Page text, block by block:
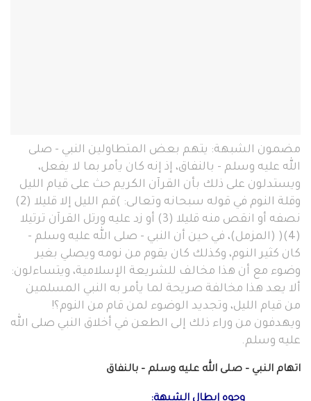
مضمون الشبهة: يتهم بعض المتطاولين النبي - صلى
الله عليه وسلم - بالنفاق، إذ إنه كان يأمر بما لا يفعل،
ويستدلون على ذلك بأن القرآن الكريم حث على قيام الليل
وقلة النوم في قوله سبحانه وتعالى: )قم الليل إلا قليلا (2)
نصفه أو انقص منه قليلا (3) أو زد عليه ورتل القرآن ترتيلا
(4)( (المزمل)، في حين أن النبي - صلى الله عليه وسلم -
كان كثير النوم، وكذلك كان يقوم من نومه ويصلي بغير
وضوء مع أن هذا مخالف للشريعة الإسلامية، ويتساءلون:
ألا يعد هذا مخالفة صريحة لما يأمر به النبي المسلمين
من قيام الليل، وتجديد الوضوء لمن قام من النوم؟!
ويهدفون من وراء ذلك إلى الطعن في أخلاق النبي صلى الله
عليه وسلم.
اتهام النبي – صلى الله عليه وسلم – بالنفاق
وجوه إبطال الشبهة: